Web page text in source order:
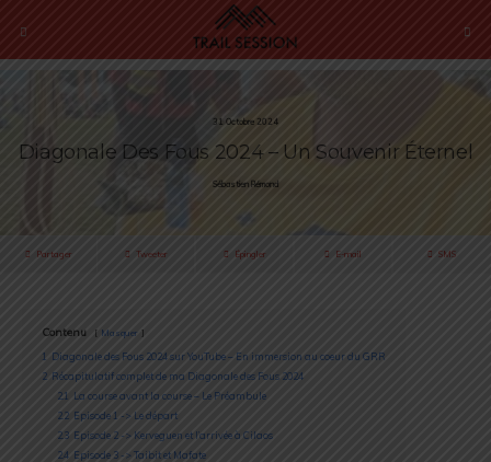
31 Octobre 2024
Diagonale Des Fous 2024 – Un Souvenir Éternel
Sébastien Rémond
Partager Tweeter Épingler E-mail SMS
Contenu Masquer
1
Diagonale des Fous 2024 sur YouTube – En immersion au coeur du GRR
2 Récapitulatif complet de ma Diagonale des Fous 2024
2.1
La course avant la course – Le Préambule
2.2 Episode 1 -> Le départ
2.3 Episode 2 -> Kerveguen et l’arrivée à Cilaos
2.4 Episode 3 -> Taibit et Mafate